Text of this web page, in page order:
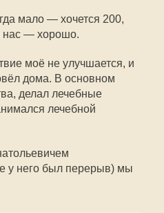
мало — хочется 200,
нас — хорошо.
моё не улучшается, и
дома. В основном
делал лечебные
лечебной
у него был перерыв) мы